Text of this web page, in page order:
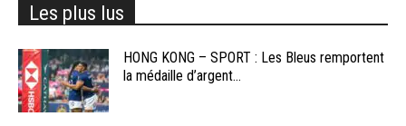
Les plus lus
HONG KONG – SPORT : Les Bleus remportent
la médaille d’argent...